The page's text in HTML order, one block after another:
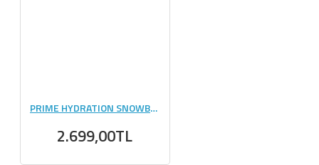
PRIME HYDRATION SNOWBALL SLUSHY 500 ML 12 ADET
2.699,00TL